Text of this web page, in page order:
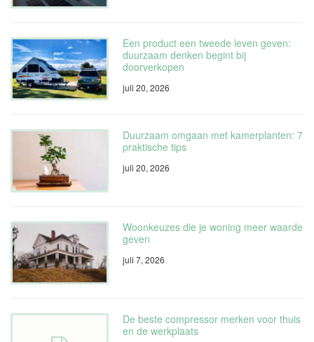
Een product een tweede leven geven:
duurzaam denken begint bij
doorverkopen
juli 20, 2026
Duurzaam omgaan met kamerplanten: 7
praktische tips
juli 20, 2026
Woonkeuzes die je woning meer waarde
geven
juli 7, 2026
De beste compressor merken voor thuis
en de werkplaats